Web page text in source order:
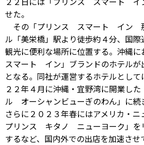
せた。
その「プリンス スマート イン
ル「美栄橋」駅より徒歩約４分、国
観光に便利な場所に位置する。沖縄
スマート イン」ブランドのホテルが
となる。同社が運営するホテルとし
２２年４月に沖縄・宜野湾に開業し
ル オーシャンビューぎのわん」に続
さらに２０２３年春にはアメリカ・ニ
プリンス キタノ ニューヨーク」を
するなど、国内外での出店を加速させ